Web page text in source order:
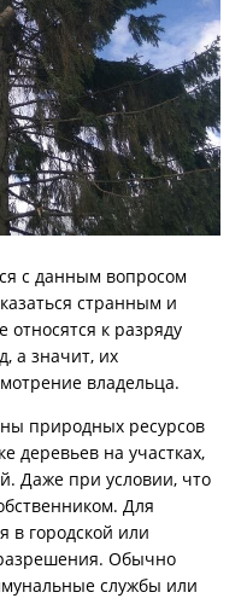
с данным вопросом
странным и
к разряду
а значит, их
владельца.
природных ресурсов
деревьев на участках,
Даже при условии, что
Для
в городской или
Обычно
службы или